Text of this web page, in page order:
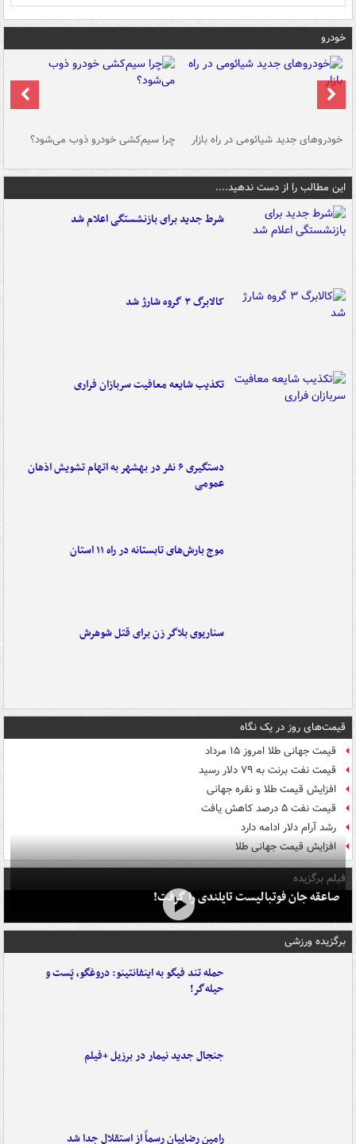
خودرو
خودروهای جدید شیائومی در راه بازار چرا سیم‌کشی خودرو ذوب می‌شود؟
این مطالب را از دست ندهید....
شرط جدید برای بازنشستگی اعلام شد
کالابرگ ۳ گروه شارژ شد
تکذیب شایعه معافیت سربازان فراری
دستگیری ۶ نفر در بهشهر به اتهام تشویش اذهان
عمومی
موج بارش‌های تابستانه در راه ۱۱ استان
سناریوی بلاگر زن برای قتل شوهرش
قیمت‌های روز در یک نگاه
قیمت جهانی طلا امروز ۱۵ مرداد
قیمت نفت برنت به ۷۹ دلار رسید
افزایش قیمت طلا و نقره جهانی
قیمت نفت ۵ درصد کاهش یافت
رشد آرام دلار ادامه دارد
افزایش قیمت جهانی طلا
فیلم برگزیده
صاعقه جان فوتبالیست تایلندی را گرفت!
برگزیده ورزشی
حمله تند فیگو به اینفانتینو: دروغگو، پَست‌ و
حیله‌گر!
جنجال جدید نیمار در برزیل +فیلم
رامین رضاییان رسماً از استقلال جدا شد